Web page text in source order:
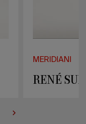
MERIDIANI
RENÉ